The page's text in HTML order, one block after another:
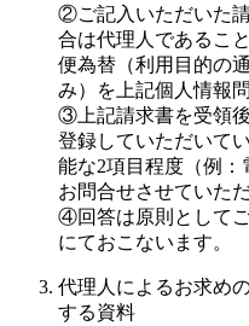
②ご記入いただいた
合は代理人であるこ
便為替（利用目的の
み）を上記個人情報
③上記請求書を受領
登録していただいて
能な2項目程度（例
お問合せさせていた
④回答は原則として
にておこないます。
代理人によるお求め
する資料